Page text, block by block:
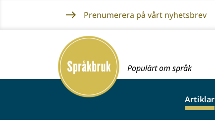
innehållet
Prenumerera på vårt nyhetsbrev
Framsida
Populärt om språk
Artiklar